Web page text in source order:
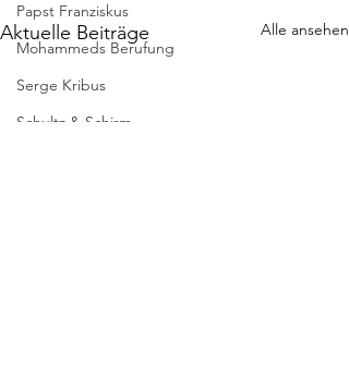
Papst Franziskus
Mohammeds Berufung
Serge Kribus
Schultz & Schirm
Aktuelle Beiträge Alle ansehen